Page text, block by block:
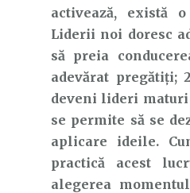
activează, există
Liderii noi doresc
să preia
adevărat pregătiți;
deveni lideri
se permite să se
aplicare ideile.
practică acest
alegerea